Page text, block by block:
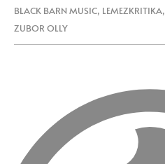
BLACK BARN MUSIC, LEMEZKRITIKA,
ZUBOR OLLY